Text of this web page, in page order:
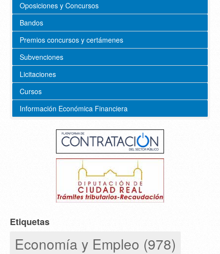
Oposiciones y Concursos
Bandos
Premios concursos y certámenes
Subvenciones
Licitaciones
Cursos
Información Económica Financiera
Etiquetas
Economía y Empleo (978)